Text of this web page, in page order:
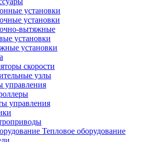
установки
установки
вытяжные
установки
установки
скорости
узлы
управления
Тепловое оборудование